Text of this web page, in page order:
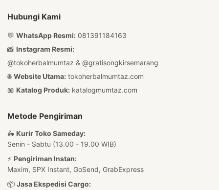
Hubungi Kami
💬 WhatsApp Resmi: 081391184163
📸 Instagram Resmi:
@tokoherbalmumtaz & @gratisongkirsemarang
🌐Website Utama: tokoherbalmumtaz.com
📖 Katalog Produk: katalogmumtaz.com
Metode Pengiriman
🛵 Kurir Toko Sameday:
Senin - Sabtu (13.00 - 19.00 WIB)
⚡ Pengiriman Instan:
Maxim, SPX Instant, GoSend, GrabExpress
📦 Jasa Ekspedisi Cargo: